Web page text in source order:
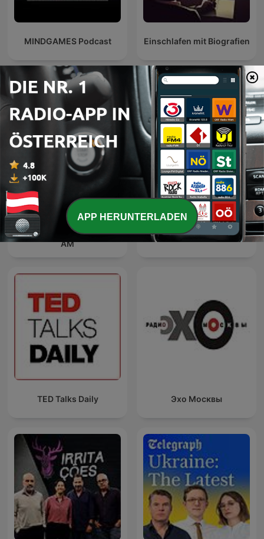
MINDGAMES Podcast Einschlafen mit Biografien
Internationale Gesellschaft und Kultur-
Podcasts
The Best of Coast to Coast
AM
Terror en blanco
TED Talks Daily Эхо Москвы
APP HERUNTERLADEN